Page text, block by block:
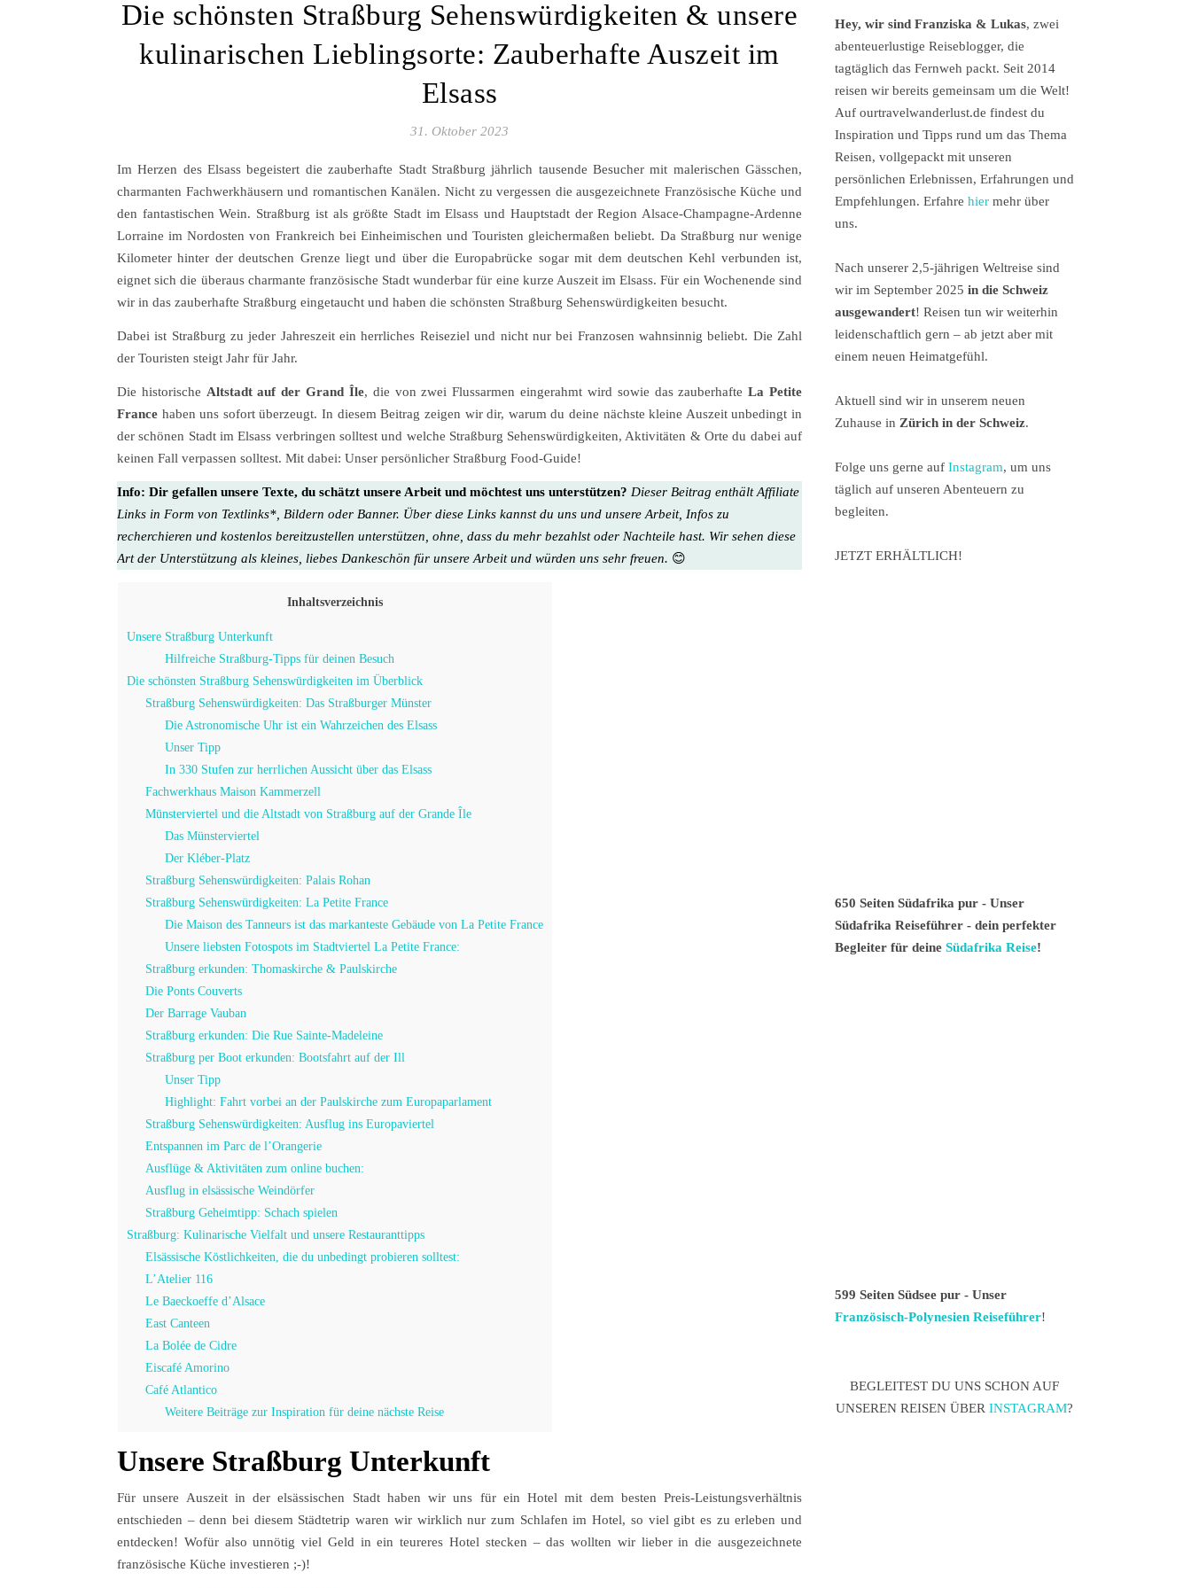
Die schönsten Straßburg Sehenswürdigkeiten & unsere
kulinarischen Lieblingsorte: Zauberhafte Auszeit im
Elsass
31. Oktober 2023
Im Herzen des Elsass begeistert die zauberhafte Stadt Straßburg jährlich tausende Besucher mit malerischen Gässchen,
charmanten Fachwerkhäusern und romantischen Kanälen. Nicht zu vergessen die ausgezeichnete Französische Küche und
den fantastischen Wein. Straßburg ist als größte Stadt im Elsass und Hauptstadt der Region Alsace-Champagne-Ardenne
Lorraine im Nordosten von Frankreich bei Einheimischen und Touristen gleichermaßen beliebt. Da Straßburg nur wenige
Kilometer hinter der deutschen Grenze liegt und über die Europabrücke sogar mit dem deutschen Kehl verbunden ist,
eignet sich die überaus charmante französische Stadt wunderbar für eine kurze Auszeit im Elsass. Für ein Wochenende sind
wir in das zauberhafte Straßburg eingetaucht und haben die schönsten Straßburg Sehenswürdigkeiten besucht.
Dabei ist Straßburg zu jeder Jahreszeit ein herrliches Reiseziel und nicht nur bei Franzosen wahnsinnig beliebt. Die Zahl
der Touristen steigt Jahr für Jahr.
Die historische Altstadt auf der Grand Île, die von zwei Flussarmen eingerahmt wird sowie das zauberhafteLa Petite
France haben uns sofort überzeugt. In diesem Beitrag zeigen wir dir, warum du deine nächste kleine Auszeit unbedingt in
der schönen Stadt im Elsass verbringen solltest und welche Straßburg Sehenswürdigkeiten, Aktivitäten & Orte du dabei auf
keinen Fall verpassen solltest. Mit dabei: Unser persönlicher Straßburg Food-Guide!
Info: Dir gefallen unsere Texte, du schätzt unsere Arbeit und möchtest uns unterstützen? Dieser Beitrag enthält Affiliate
Links in Form von Textlinks*, Bildern oder Banner. Über diese Links kannst du uns und unsere Arbeit, Infos zu
recherchieren und kostenlos bereitzustellen unterstützen, ohne, dass du mehr bezahlst oder Nachteile hast. Wir sehen diese
Art der Unterstützung als kleines, liebes Dankeschön für unsere Arbeitund würden uns sehr freuen. 😊
Inhaltsverzeichnis
Unsere Straßburg Unterkunft
Hilfreiche Straßburg-Tipps für deinen Besuch
Die schönsten Straßburg Sehenswürdigkeiten im Überblick
Straßburg Sehenswürdigkeiten: Das Straßburger Münster
Die Astronomische Uhr ist ein Wahrzeichen des Elsass
Unser Tipp
In 330 Stufen zur herrlichen Aussicht über das Elsass
Fachwerkhaus Maison Kammerzell
Münsterviertel und die Altstadt von Straßburg auf der Grande Île
Das Münsterviertel
Der Kléber-Platz
Straßburg Sehenswürdigkeiten: Palais Rohan
Straßburg Sehenswürdigkeiten: La Petite France
Die Maison des Tanneurs ist das markanteste Gebäude von La Petite France
Unsere liebsten Fotospots im Stadtviertel La Petite France:
Straßburg erkunden: Thomaskirche & Paulskirche
Die Ponts Couverts
Der Barrage Vauban
Straßburg erkunden: Die Rue Sainte-Madeleine
Straßburg per Boot erkunden: Bootsfahrt auf der Ill
Unser Tipp
Highlight: Fahrt vorbei an der Paulskirche zum Europaparlament
Straßburg Sehenswürdigkeiten: Ausflug ins Europaviertel
Entspannen im Parc de l’Orangerie
Ausflüge & Aktivitäten zum online buchen:
Ausflug in elsässische Weindörfer
Straßburg Geheimtipp: Schach spielen
Straßburg: Kulinarische Vielfalt und unsere Restauranttipps
Elsässische Köstlichkeiten, die du unbedingt probieren solltest:
L’Atelier 116
Le Baeckoeffe d’Alsace
East Canteen
La Bolée de Cidre
Eiscafé Amorino
Café Atlantico
Weitere Beiträge zur Inspiration für deine nächste Reise
Unsere Straßburg Unterkunft
Für unsere Auszeit in der elsässischen Stadt haben wir uns für ein Hotel mit dem besten Preis-Leistungsverhältnis
entschieden – denn bei diesem Städtetrip waren wir wirklich nur zum Schlafen im Hotel, so viel gibt es zu erleben und
entdecken! Wofür also unnötig viel Geld in ein teureres Hotel stecken – das wollten wir lieber in die ausgezeichnete
französische Küche investieren ;-)!
Hey, wir sind Franziska & Lukas, zwei
abenteuerlustige Reiseblogger, die
tagtäglich das Fernweh packt. Seit 2014
reisen wir bereits gemeinsam um die Welt!
Auf ourtravelwanderlust.de findest du
Inspiration und Tipps rund um das Thema
Reisen, vollgepackt mit unseren
persönlichen Erlebnissen, Erfahrungen und
Empfehlungen. Erfahre hier mehr über
uns.
Nach unserer 2,5-jährigen Weltreise sind
wir im September 2025 in die Schweiz
ausgewandert! Reisen tun wir weiterhin
leidenschaftlich gern – ab jetzt aber mit
einem neuen Heimatgefühl.
Aktuell sind wir in unserem neuen
Zuhause in Zürich in der Schweiz.
Folge uns gerne auf Instagram, um uns
täglich auf unseren Abenteuern zu
begleiten.
JETZT ERHÄLTLICH!
650 Seiten Südafrika pur - Unser
Südafrika Reiseführer - dein perfekter
Begleiter für deine Südafrika Reise!
599 Seiten Südsee pur - Unser
Französisch-Polynesien Reiseführer!
BEGLEITEST DU UNS SCHON AUF
UNSEREN REISEN ÜBER INSTAGRAM?